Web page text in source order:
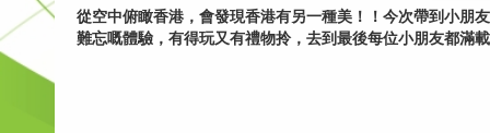
從空中俯瞰香港，會發現香港有另一種美！！今次帶到小朋
難忘嘅體驗，有得玩又有禮物拎，去到最後每位小朋友都滿